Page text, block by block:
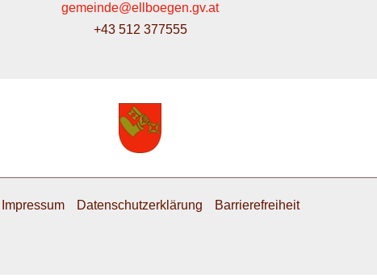
gemeinde@ellboegen.gv.at
+43 512 377555
Impressum Datenschutzerklärung Barrierefreiheit